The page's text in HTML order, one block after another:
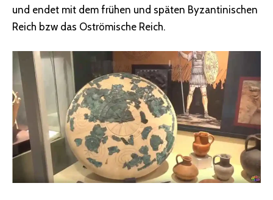
und endet mit dem frühen und späten Byzantinischen
Reich bzw das Oströmische Reich.